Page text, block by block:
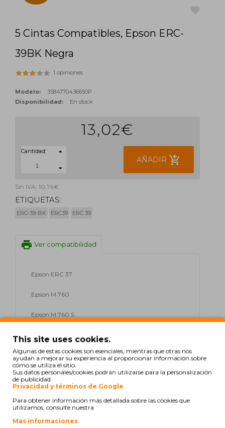
5 Cintas Compatibles, Epson ERC-
39BK Negra
1 opiniones
Modelo:
3584770436650P
Disponibilidad:
En stock
13,02€
Cantidad:
AÑADIR add_shopping_cart
Sin IVA: 10,76€
ETIQUETAS:
ERC-39-BK ERC39 ERC 39
print Ver compatibilidad
Epson ERC 37
Epson M 760
Epson M 760 S
Epson M 760 Series
Epson M 780
Olympia CM 1830
A. Anonymous
This site uses cookies.
Algunas de estas cookies son esenciales, mientras que otras nos
ayudan a mejorar su experiencia al proporcionar información sobre
cómo se utiliza el sitio.
Sus datos personales/cookies podrán utilizarse para la personalización
de publicidad.
Privacidad y términos de Google
Para obtener información más detallada sobre las cookies que
utilizamos, consulte nuestra
Mas informaciones